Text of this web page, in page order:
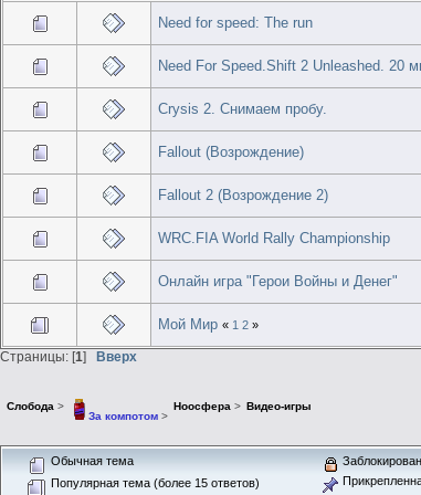
Need for speed: The run
Need For Speed.Shift 2 Unleashed. 20
Crysis 2. Снимаем пробу.
Fallout (Возрождение)
Fallout 2 (Возрождение 2)
WRC.FIA World Rally Championship
Онлайн игра "Герои Войны и Денег"
Мой Мир « 1 2 »
Страницы: [1] Вверх
Слобода >
За компотом>
Ноосфера> Видео-игры
Обычная тема
Популярная тема (более 15 ответов)